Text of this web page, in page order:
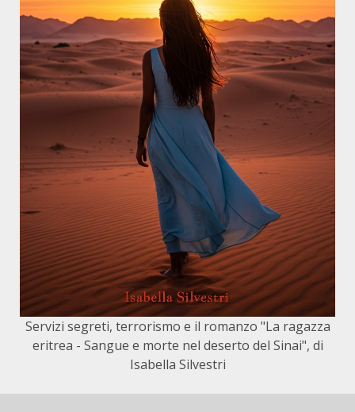
Servizi segreti, terrorismo e il romanzo "La ragazza
eritrea - Sangue e morte nel deserto del Sinai", di
Isabella Silvestri